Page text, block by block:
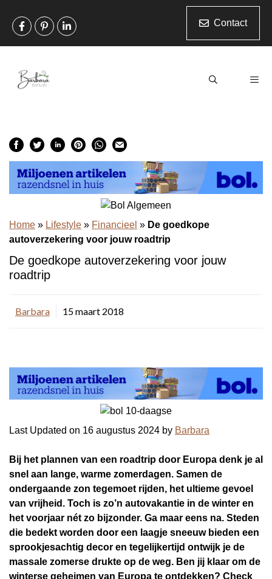
naar
Contact
Home » Lifestyle » Financieel » De goedkope
autoverzekering voor jouw roadtrip
De goedkope autoverzekering voor jouw
roadtrip
Barbara 15 maart 2018
Last Updated on 16 augustus 2024 by Barbara
Bij het plannen van een roadtrip door Europa denk je al
snel aan lange, warme zomerdagen. Samen de
ondergaande zon tegemoet rijden, het ultieme gevoel
van vrijheid. Toch is zo’n autovakantie in de winter en
het voorjaar nét zo bijzonder. Ga maar eens na. Steden
die bedekt worden door een laagje sneeuw bieden een
sprookjesachtig decor en tegelijkertijd ontwijk je de
massale zomerse drukte op de weg. Ben jij klaar om de
winterse geheimen van Europa te ontdekken? Check